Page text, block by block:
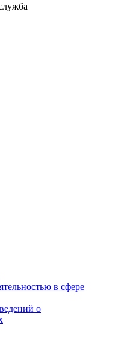
в сфере
о